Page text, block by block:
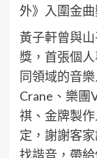
外》入圍金曲
黃子軒曾與
獎，首張個
同領域的音
Crane、樂團
祺、金牌製
定，謝謝客
找諧音，帶